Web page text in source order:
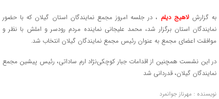
به گزارش لاهیج دیلم ، در جلسه امروز مجمع نمایندگان استان گیلان که با حضور
نمایندگان استان برگزار شد، محمد علیجانی نماینده مردم رودسر و املش با نظر و
موافقت اعضای مجمع به عنوان رئیس مجمع نمایندگان گیلان انتخاب شد.
در این نشست همچنین از اقدامات جبار کوچکی‌نژاد ارم ساداتی، رئیس پیشین مجمع
نمایندگان گیلان، قدردانی شد
نویسنده : مهرناز جوانمرد